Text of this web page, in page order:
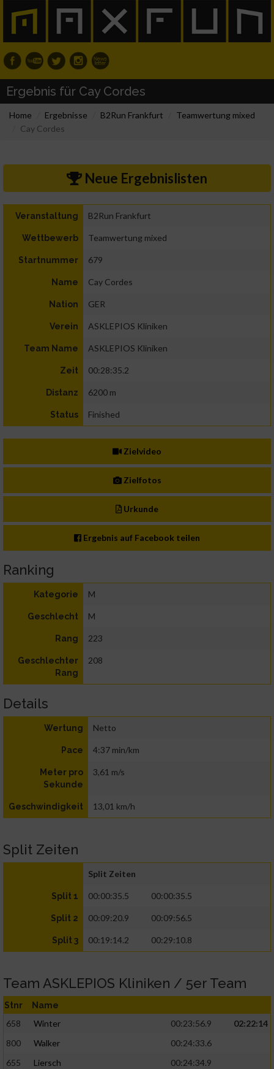
Ergebnis für Cay Cordes
Home Ergebnisse B2Run Frankfurt
Teamwertung mixed
Cay Cordes
Neue Ergebnislisten
Veranstaltung B2Run Frankfurt
Wettbewerb Teamwertung mixed
Startnummer 679
Name Cay Cordes
Nation GER
Verein ASKLEPIOS Kliniken
Team Name ASKLEPIOS Kliniken
Zeit 00:28:35.2
Distanz 6200 m
Status Finished
Zielvideo
Zielfotos
Urkunde
Ergebnis auf Facebook teilen
Ranking
Kategorie M
Geschlecht M
Rang 223
Geschlechter
Rang
208
Details
Wertung Netto
Pace 4:37 min/km
Meter pro
Sekunde
3,61 m/s
Geschwindigkeit 13,01 km/h
Split Zeiten
Split Zeiten
Split 1 00:00:35.5 00:00:35.5
Split 2 00:09:20.9 00:09:56.5
Split 3 00:19:14.2 00:29:10.8
Team ASKLEPIOS Kliniken / 5er Team
Stnr Name
658 Winter 00:23:56.9
02:22:14
800
Walker
00:24:33.6
655
Liersch
00:24:34.9